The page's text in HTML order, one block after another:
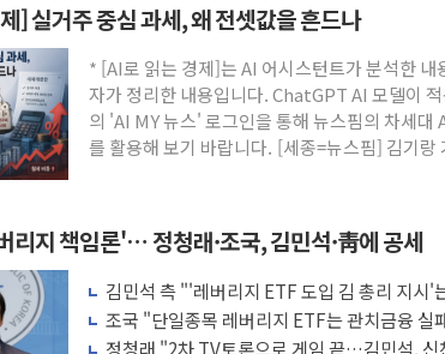
] 실거주 중심 과세, 왜 전셋값을 흔드나
* [AI로 읽는 경제]는 AI 어시스턴트가 분석한 내
자가 정리한 내용입니다. ChatGPT AI 모델이
의 'AI MY 뉴스' 로그인을 통해 뉴스핌의 차세대
를 활용해 보기 바랍니다. [세종=뉴스핌] 김기랑
리지 책임론'… 정청래·조국, 김민석·靑에 공세
김민석 측 "'레버리지 ETF 도입 김 총리 지시
적 조치"
조국 "단일종목 레버리지 ETF는 관치금융 실
원 책임 물어야"
정청래 "2차 TV토론으로 게임 끝…김민석, 신